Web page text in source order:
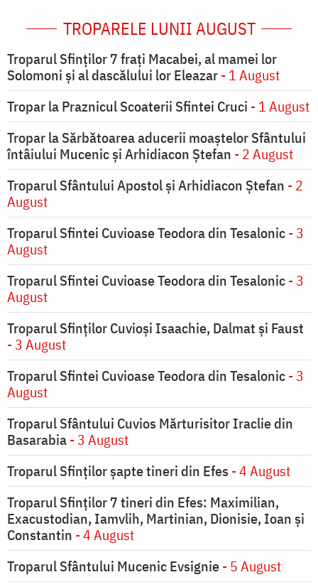
TROPARELE LUNII AUGUST
Troparul Sfinţilor 7 fraţi Macabei, al mamei lor
Solomoni şi al dascălului lor Eleazar- 1 August
Tropar la Praznicul Scoaterii Sfintei Cruci - 1 August
Tropar la Sărbătoarea aducerii moaştelor Sfântului
întâiului Mucenic şi Arhidiacon Ştefan - 2 August
Troparul Sfântului Apostol și Arhidiacon Ștefan - 2
August
Troparul Sfintei Cuvioase Teodora din Tesalonic- 3
August
Troparul Sfintei Cuvioase Teodora din Tesalonic- 3
August
Troparul Sfinţilor Cuvioşi Isaachie, Dalmat şi Faust
- 3 August
Troparul Sfintei Cuvioase Teodora din Tesalonic- 3
August
Troparul Sfântului Cuvios Mărturisitor Iraclie din
Basarabia- 3 August
Troparul Sfinţilor şapte tineri din Efes - 4 August
Troparul Sfinţilor 7 tineri din Efes: Maximilian,
Exacustodian, Iamvlih, Martinian, Dionisie, Ioan şi
Constantin - 4 August
Troparul Sfântului Mucenic Evsignie- 5 August